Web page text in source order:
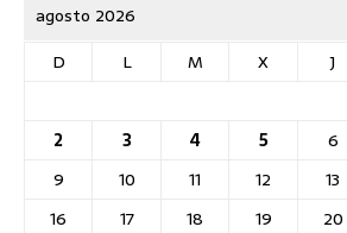
agosto 2026
D
L M X J
2
3 4 5 6
9
10 11 12 13
16
17 18 19 20